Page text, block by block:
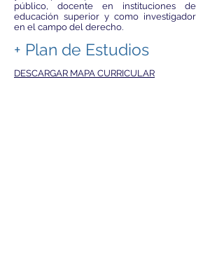
público, docente en instituciones de
educación superior y como investigador
en el campo del derecho.
+ Plan de Estudios
DESCARGAR MAPA CURRICULAR